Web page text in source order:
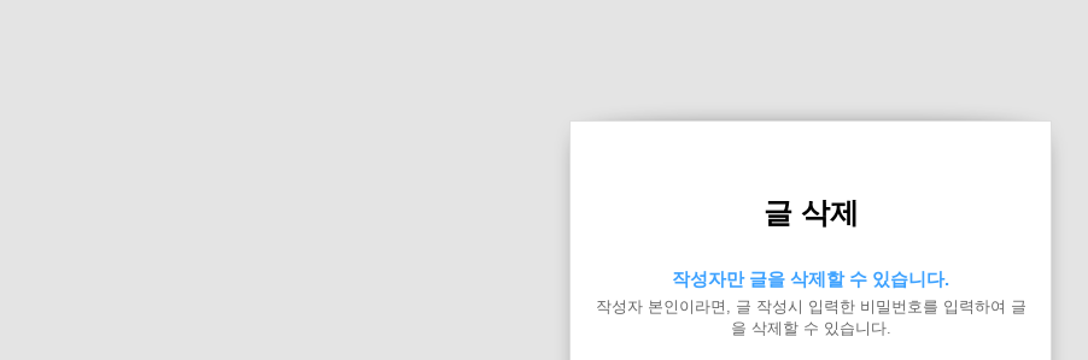
글 삭제
작성자만 글을 삭제할 수 있습니다.
작성자 본인이라면, 글 작성시 입력한 비밀번호를 입력하여 글
을 삭제할 수 있습니다.